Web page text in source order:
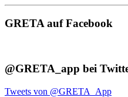
GRETA auf Facebook
@GRETA_app bei
Tweets von @GRETA_App